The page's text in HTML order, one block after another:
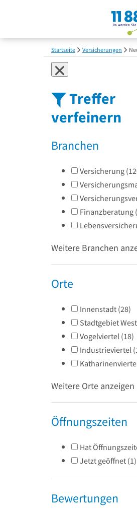
Startseite Versicherungen
Treffer
verfeinern
Branchen
Versicherung (
Finanzberatung (
Weitere Branchen
Orte
Innenstadt (28)
Stadtgebiet West
Vogelviertel (18)
Industrieviertel (
Weitere Orte anzeigen
Öffnungszeiten
Hat
Jetzt geöffnet (1)
Bewertungen